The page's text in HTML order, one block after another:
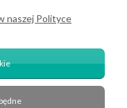
| Przemysłowa 8, 43-430
naszej Polityce